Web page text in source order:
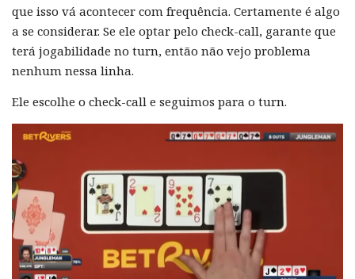
que isso vá acontecer com frequência. Certamente é algo
a se considerar. Se ele optar pelo check-call, garante que
terá jogabilidade no turn, então não vejo problema
nenhum nessa linha.
Ele escolhe o check-call e seguimos para o turn.